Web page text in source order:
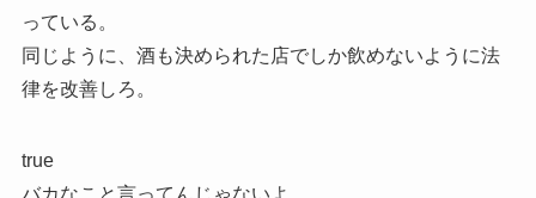
っている。
同じように、酒も決められた店でしか飲めないように法
律を改善しろ。
true
バカなこと言ってんじゃないよ